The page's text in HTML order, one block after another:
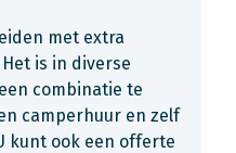
met extra
is in diverse
combinatie te
camperhuur en zelf
kunt ook een offerte